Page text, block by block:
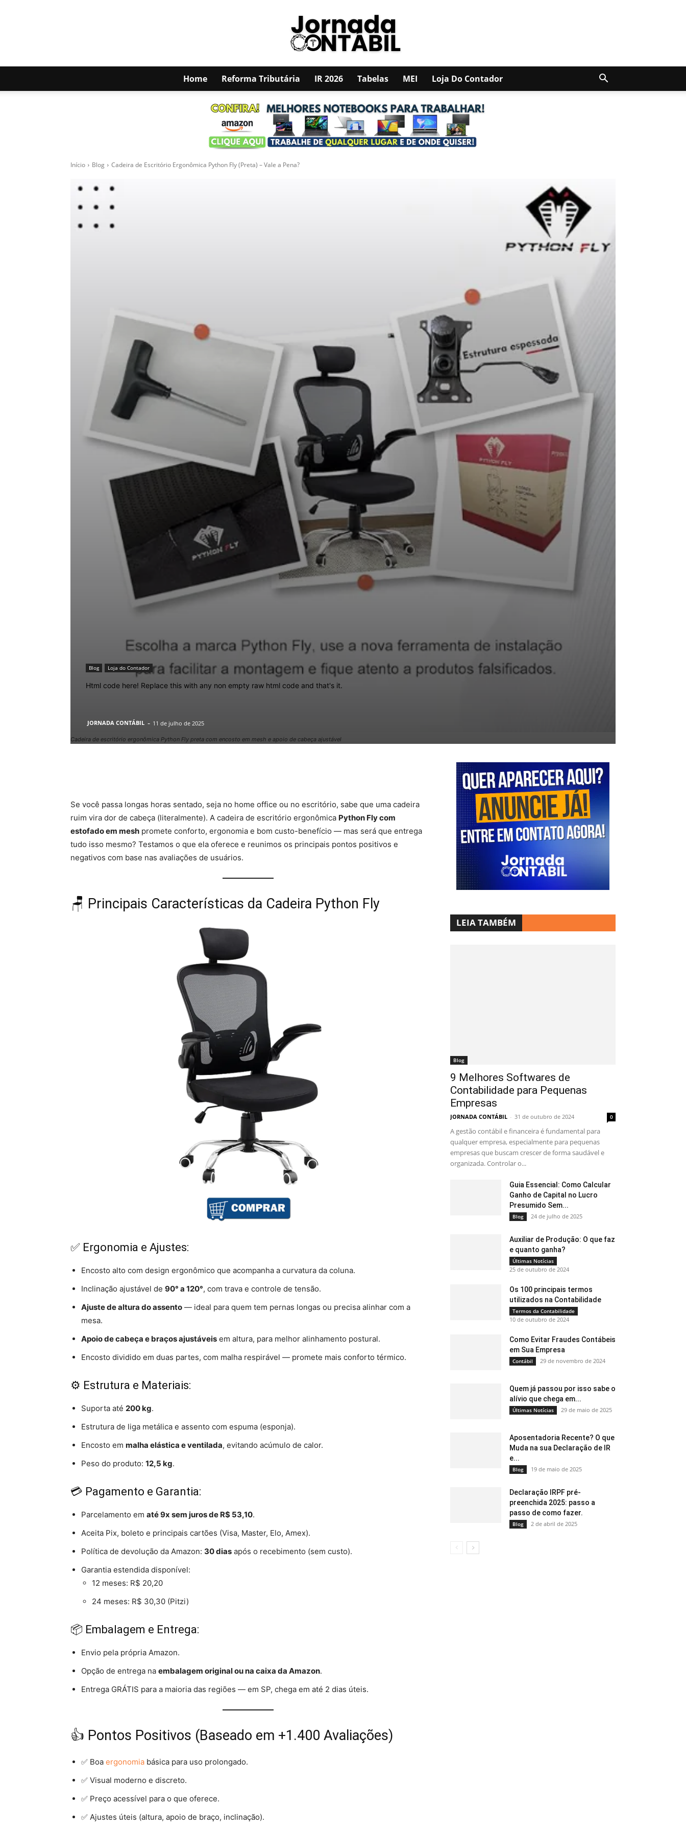
JORNADA
Home Reforma Tributária IR 2026 Tabelas MEI Loja Do Contador
Início Blog Cadeira de Escritório Ergonômica Python Fly (Preta) – Vale a Pena?
Cadeira de escritório ergonômica Python Fly preta com encosto em mesh e apoio de cabeça ajustável
Blog Loja do Contador
Html code here! Replace this with any non empty raw html code and that's it.
JORNADA CONTÁBIL - 11 de julho de 2025
Se você passa longas horas sentado, seja no home office ou no escritório, sabe que uma cadeira
ruim vira dor de cabeça (literalmente). A cadeira de escritório ergonômica Python Fly com
estofado em mesh promete conforto, ergonomia e bom custo-benefício — mas será que entrega
tudo isso mesmo? Testamos o que ela oferece e reunimos os principais pontos positivos e
negativos com base nas avaliações de usuários.
🪑 Principais Características da Cadeira Python Fly
✅ Ergonomia e Ajustes:
Encosto alto com design ergonômico que acompanha a curvatura da coluna.
Inclinação ajustável de 90° a 120°, com trava e controle de tensão.
Ajuste de altura do assento — ideal para quem tem pernas longas ou precisa alinhar com a
mesa.
Apoio de cabeça e braços ajustáveis em altura, para melhor alinhamento postural.
Encosto dividido em duas partes, com malha respirável — promete mais conforto térmico.
⚙️ Estrutura e Materiais:
Suporta até 200 kg.
Estrutura de liga metálica e assento com espuma (esponja).
Encosto em malha elástica e ventilada, evitando acúmulo de calor.
Peso do produto: 12,5 kg.
💳 Pagamento e Garantia:
Parcelamento em até 9x sem juros de R$ 53,10.
Aceita Pix, boleto e principais cartões (Visa, Master, Elo, Amex).
Política de devolução da Amazon: 30 dias após o recebimento (sem custo).
Garantia estendida disponível:
12 meses: R$ 20,20
24 meses: R$ 30,30 (Pitzi)
📦 Embalagem e Entrega:
Envio pela própria Amazon.
Opção de entrega na embalagem original ou na caixa da Amazon.
Entrega GRÁTIS para a maioria das regiões — em SP, chega em até 2 dias úteis.
👍 Pontos Positivos (Baseado em +1.400 Avaliações)
✅ Boa ergonomia básica para uso prolongado.
✅ Visual moderno e discreto.
✅ Preço acessível para o que oferece.
✅ Ajustes úteis (altura, apoio de braço, inclinação).
LEIA TAMBÉM
Blog
9 Melhores Softwares de
Contabilidade para Pequenas
Empresas
JORNADA CONTÁBIL - 31 de outubro de 2024 0
A gestão contábil e financeira é fundamental para
qualquer empresa, especialmente para pequenas
empresas que buscam crescer de forma saudável e
organizada. Controlar o...
Guia Essencial: Como Calcular
Ganho de Capital no Lucro
Presumido Sem...
Blog 24 de julho de 2025
Auxiliar de Produção: O que faz
e quanto ganha?
Últimas Notícias
25 de outubro de 2024
Os 100 principais termos
utilizados na Contabilidade
Termos da Contabilidade
10 de outubro de 2024
Como Evitar Fraudes Contábeis
em Sua Empresa
Contábil 29 de novembro de 2024
Quem já passou por isso sabe o
alívio que chega em...
Últimas Notícias 29 de maio de 2025
Aposentadoria Recente? O que
Muda na sua Declaração de IR
e...
Blog 19 de maio de 2025
Declaração IRPF pré-
preenchida 2025: passo a
passo de como fazer.
Blog 2 de abril de 2025